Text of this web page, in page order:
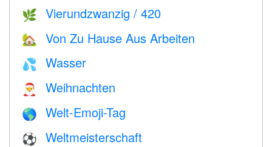
🌿 Vierundzwanzig / 420
🏡 Von Zu Hause Aus Arbeiten
💦 Wasser
🎅 Weihnachten
🌎 Welt-Emoji-Tag
⚽ Weltmeisterschaft